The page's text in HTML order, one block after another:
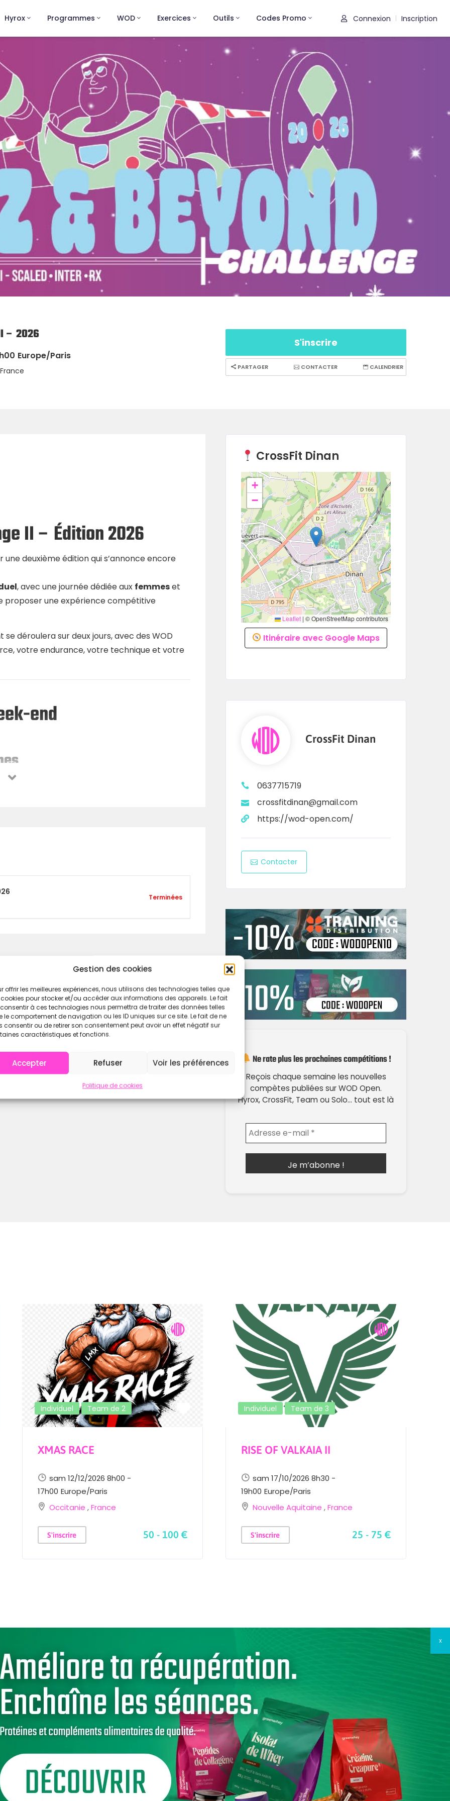
Gestion des cookies
offrir les meilleures expériences, nous utilisons des technologies telles que
pour stocker et/ou accéder aux informations des appareils. Le fait
à ces technologies nous permettra de traiter des données telles
le comportement de navigation ou les ID uniques sur ce site. Le fait de ne
consentir ou de retirer son consentement peut avoir un effet négatif sur
caractéristiques et fonctions.
Accepter Refuser Voir les préférences
Politique de cookies
Hyrox Programmes WOD Exercices Outils Codes Promo Connexion Inscription
– 2026
Europe/Paris
S'inscrire
PARTAGER CONTACTER CALENDRIER
II – Édition 2026
une deuxième édition qui s’annonce encore
, avec une journée dédiée aux femmeset
proposer une expérience compétitive
se déroulera sur deux jours, avec des WOD
votre endurance, votre technique et votre
end
d’empêchement (avec accord de
Terminées
CrossFit Dinan
+
−
Leaflet | © OpenStreetMap contributors
Itinéraire avec Google Maps
CrossFit Dinan
0637715719
crossfitdinan@gmail.com
https://wod-open.com/
Contacter
Ne rate plus les prochaines compétitions !
Reçois chaque semaine les nouvelles
compètes publiées sur WOD Open.
Hyrox, CrossFit, Team ou Solo… tout est là
Individuel Team de 2
XMAS RACE
sam 12/12/2026 8h00 -
17h00 Europe/Paris
Occitanie ,France
S'inscrire 50 - 100 €
Individuel Team de 3
RISE OF VALKAIA II
sam 17/10/2026 8h30 -
19h00 Europe/Paris
Nouvelle Aquitaine ,France
S'inscrire 25 - 75 €